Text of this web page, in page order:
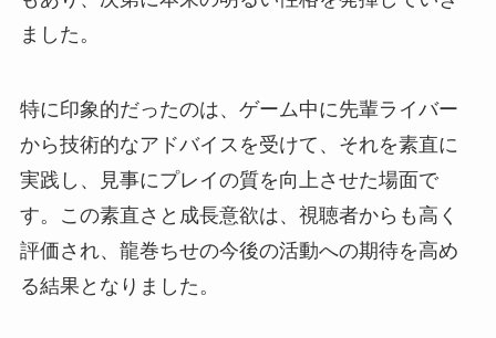
ました。
特に印象的だったのは、ゲーム中に先輩ライバー
から技術的なアドバイスを受けて、それを素直に
実践し、見事にプレイの質を向上させた場面で
す。この素直さと成長意欲は、視聴者からも高く
評価され、龍巻ちせの今後の活動への期待を高め
る結果となりました。